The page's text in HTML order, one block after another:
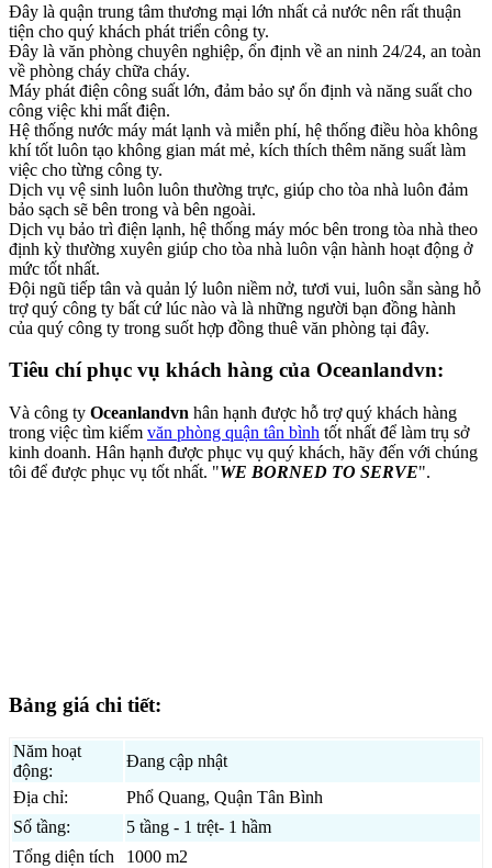
Đây là quận trung tâm thương mại lớn nhất cả nước nên rất thuận
tiện cho quý khách phát triển công ty.
Đây là văn phòng chuyên nghiệp, ổn định về an ninh 24/24, an toàn
về phòng cháy chữa cháy.
Máy phát điện công suất lớn, đảm bảo sự ổn định và năng suất cho
công việc khi mất điện.
Hệ thống nước máy mát lạnh và miễn phí, hệ thống điều hòa không
khí tốt luôn tạo không gian mát mẻ, kích thích thêm năng suất làm
việc cho từng công ty.
Dịch vụ vệ sinh luôn luôn thường trực, giúp cho tòa nhà luôn đảm
bảo sạch sẽ bên trong và bên ngoài.
Dịch vụ bảo trì điện lạnh, hệ thống máy móc bên trong tòa nhà theo
định kỳ thường xuyên giúp cho tòa nhà luôn vận hành hoạt động ở
mức tốt nhất.
Đội ngũ tiếp tân và quản lý luôn niềm nở, tươi vui, luôn sẵn sàng hỗ
trợ quý công ty bất cứ lúc nào và là những người bạn đồng hành
của quý công ty trong suốt hợp đồng thuê văn phòng tại đây.
Tiêu chí phục vụ khách hàng của Oceanlandvn:
Và công ty Oceanlandvn hân hạnh được hỗ trợ quý khách hàng
trong việc tìm kiếm văn phòng quận tân bình tốt nhất để làm trụ sở
kinh doanh. Hân hạnh được phục vụ quý khách, hãy đến với chúng
tôi để được phục vụ tốt nhất. "WE BORNED TO SERVE".
Bảng giá chi tiết:
Năm hoạt
động:
Đang cập nhật
Địa chỉ:
Phổ Quang, Quận Tân Bình
Số tầng:
5 tầng - 1 trệt- 1 hầm
Tổng diện tích
1000 m2